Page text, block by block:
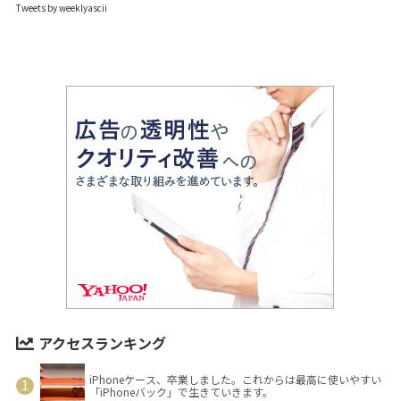
Tweets by weeklyascii
アクセスランキング
iPhoneケース、卒業しました。これからは最高に使いやすい
「iPhoneバック」で生きていきます。